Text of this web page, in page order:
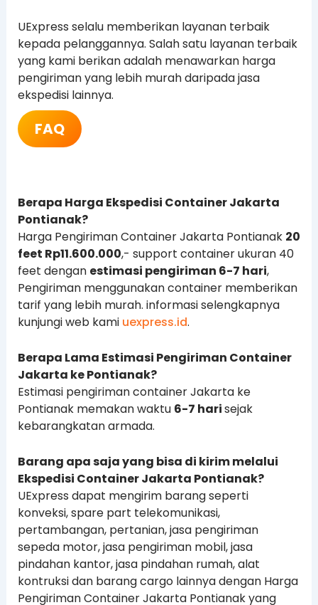
UExpress selalu memberikan layanan terbaik
kepada pelanggannya. Salah satu layanan terbaik
yang kami berikan adalah menawarkan harga
pengiriman yang lebih murah daripada jasa
ekspedisi lainnya.
FAQ
Berapa Harga Ekspedisi Container Jakarta
Pontianak?
Harga Pengiriman Container Jakarta Pontianak 20
feet Rp11.600.000,- support container ukuran 40
feet dengan estimasi pengiriman 6-7 hari,
Pengiriman menggunakan container memberikan
tarif yang lebih murah. informasi selengkapnya
kunjungi web kami uexpress.id.
Berapa Lama Estimasi Pengiriman Container
Jakarta ke Pontianak?
Estimasi pengiriman container Jakarta ke
Pontianak memakan waktu 6-7 harisejak
kebarangkatan armada.
Barang apa saja yang bisa di kirim melalui
Ekspedisi Container Jakarta Pontianak?
UExpress dapat mengirim barang seperti
konveksi, spare part telekomunikasi,
pertambangan, pertanian, jasa pengiriman
sepeda motor, jasa pengiriman mobil, jasa
pindahan kantor, jasa pindahan rumah, alat
kontruksi dan barang cargo lainnya dengan Harga
Pengiriman Container Jakarta Pontianak yang